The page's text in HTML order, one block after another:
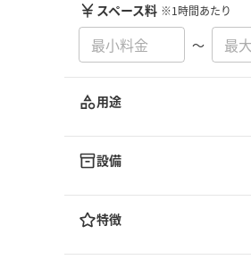
スペース料 ※1時間あたり
〜
用途
設備
特徴